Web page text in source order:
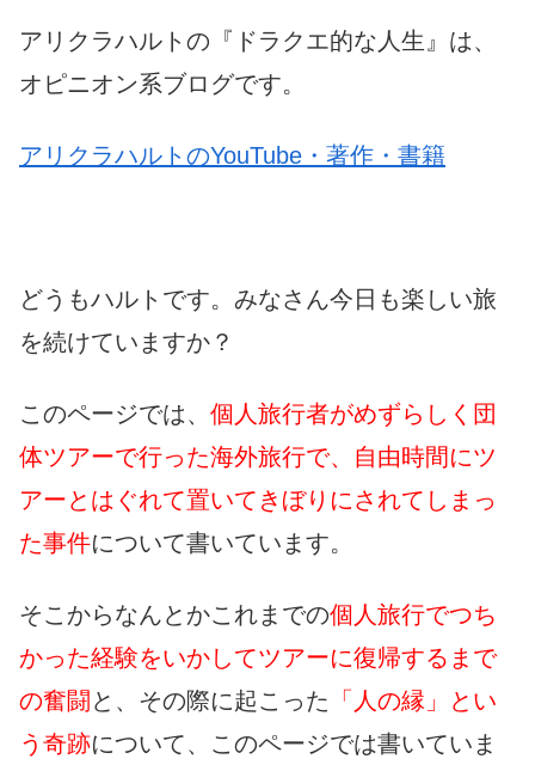
アリクラハルトの『ドラクエ的な人生』は、
オピニオン系ブログです。
アリクラハルトのYouTube・著作・書籍
どうもハルトです。みなさん今日も楽しい旅
を続けていますか？
このページでは、 個人旅行者がめずらしく団
体ツアーで行った海外旅行で、自由時間にツ
アーとはぐれて置いてきぼりにされてしまっ
た事件について書いています。
そこからなんとかこれまでの個人旅行でつち
かった経験をいかしてツアーに復帰するまで
の奮闘 と、その際に起こった 「人の縁」とい
う奇跡について、このページでは書いていま